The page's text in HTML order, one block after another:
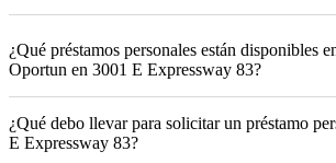
¿Qué préstamos personales están disponibles
Oportun en 3001 E Expressway 83?
¿Qué debo llevar para solicitar un préstamo
E Expressway 83?